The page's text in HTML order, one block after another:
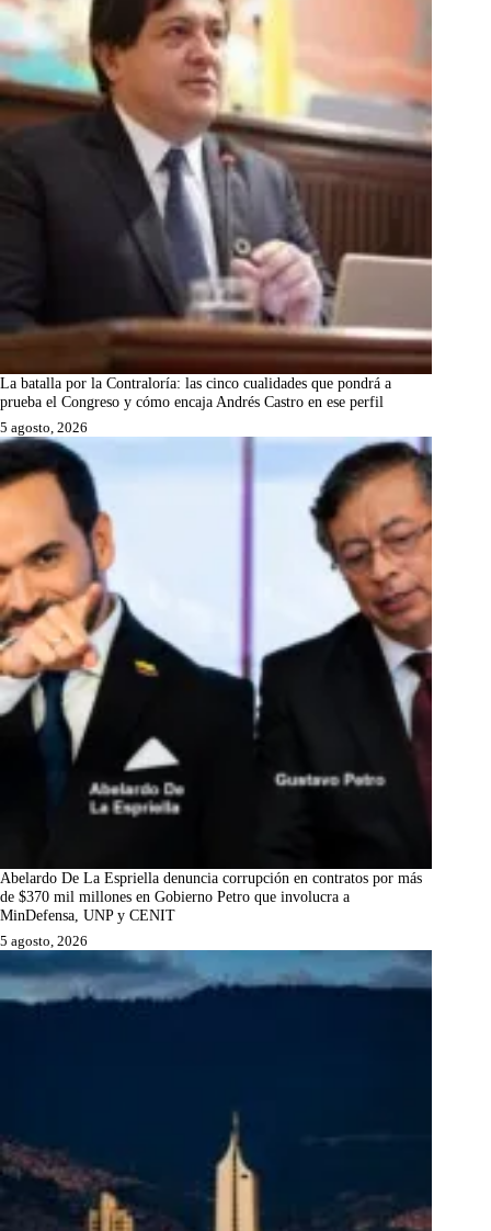
La batalla por la Contraloría: las cinco cualidades que pondrá a
prueba el Congreso y cómo encaja Andrés Castro en ese perfil
5 agosto, 2026
Abelardo De La Espriella denuncia corrupción en contratos por más
de $370 mil millones en Gobierno Petro que involucra a
MinDefensa, UNP y CENIT
5 agosto, 2026